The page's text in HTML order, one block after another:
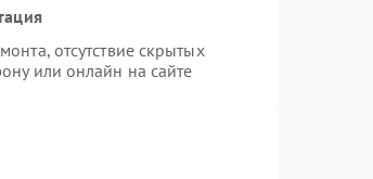
отсутствие скрытых
или онлайн на сайте